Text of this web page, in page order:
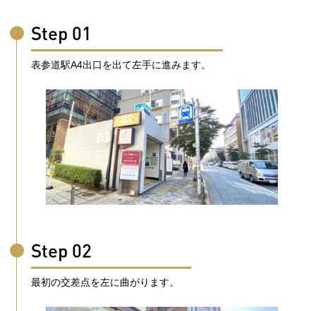
Step 01
表参道駅A4出口を出て左手に進みます。
Step 02
最初の交差点を左に曲がります。